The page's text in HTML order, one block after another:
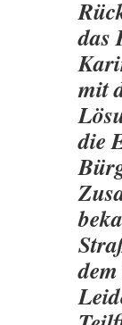
das
mit
die